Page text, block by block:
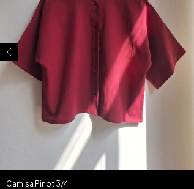
Camisa Pinot 3/4